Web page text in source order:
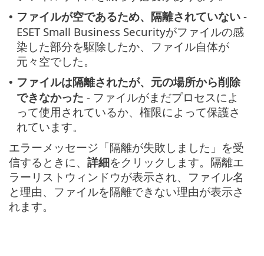
• ファイルが空であるため、隔離されていない -
ESET Small Business Securityがファイルの感
染した部分を駆除したか、ファイル自体が
元々空でした。
• ファイルは隔離されたが、元の場所から削除
できなかった - ファイルがまだプロセスによ
って使用されているか、権限によって保護さ
れています。
エラーメッセージ「隔離が失敗しました」を受
信するときに、 詳細をクリックします。隔離エ
ラーリストウィンドウが表示され、ファイル名
と理由、ファイルを隔離できない理由が表示さ
れます。